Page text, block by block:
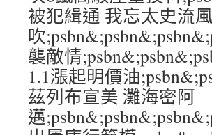
被犯緝通 我忘太史流
吹
襲敵情
1.1漲起明價油
茲列布宣美 灘海密阿
邁